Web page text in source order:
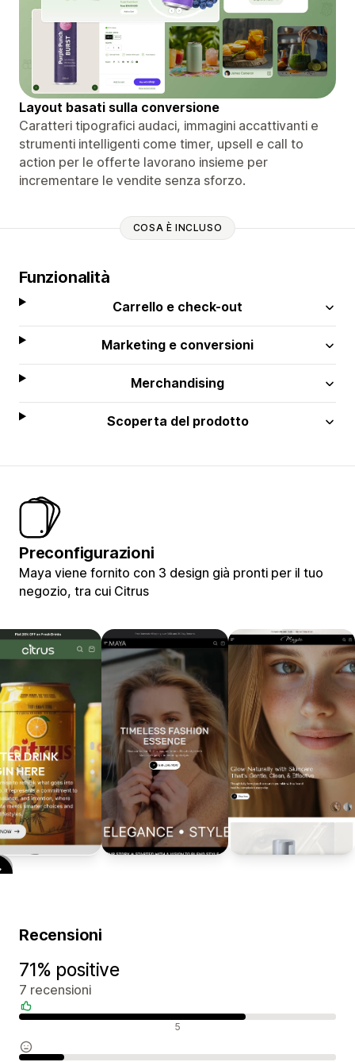
Layout basati sulla conversione
Caratteri tipografici audaci, immagini accattivanti e
strumenti intelligenti come timer, upsell e call to
action per le offerte lavorano insieme per
incrementare le vendite senza sforzo.
COSA È INCLUSO
Funzionalità
Carrello e check-out
Marketing e conversioni
Merchandising
Scoperta del prodotto
Preconfigurazioni
Maya viene fornito con 3 design già pronti per il tuo
negozio, tra cui Citrus
Recensioni
71% positive
7 recensioni
5